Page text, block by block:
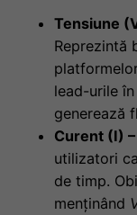
Tensiune
Reprezintă
lead-urile
generează
Curent (I)
utilizatori
de timp.
menținând